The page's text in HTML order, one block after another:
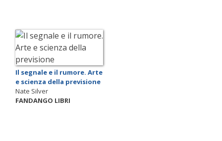
Il segnale e il rumore. Arte
e scienza della previsione
Nate Silver
FANDANGO LIBRI